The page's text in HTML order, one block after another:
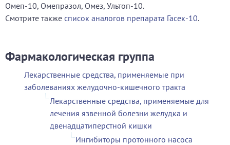
Омеп-10, Омепразол, Омез, Ультоп-10.
Смотрите также список аналогов препарата Гасек-10.
Фармакологическая группа
Лекарственные средства, применяемые при
заболеваниях желудочно-кишечного тракта
Лекарственные средства, применяемые для
лечения язвенной болезни желудка и
двенадцатиперстной кишки
Ингибиторы протонного насоса